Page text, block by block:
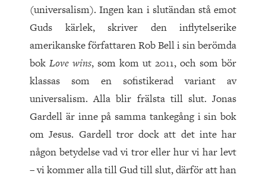
(universalism). Ingen kan i slutändan stå emot
Guds kärlek, skriver den inflytelserike
amerikanske författaren Rob Bell i sin berömda
bok Love wins, som kom ut 2011, och som bör
klassas som en sofistikerad variant av
universalism. Alla blir frälsta till slut. Jonas
Gardell är inne på samma tankegång i sin bok
om Jesus. Gardell tror dock att det inte har
någon betydelse vad vi tror eller hur vi har levt
– vi kommer alla till Gud till slut, därför att han